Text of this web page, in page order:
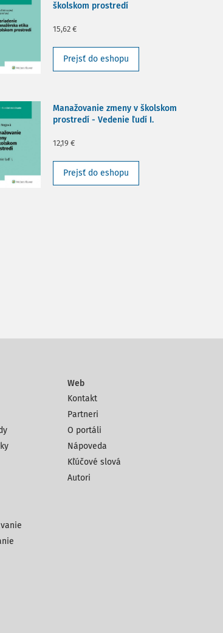
školskom prostredí
15,62 €
Prejsť do eshopu
Manažovanie zmeny v školskom
prostredí - Vedenie ľudí I.
12,19 €
Prejsť do eshopu
Web
Kontakt
Partneri
O portáli
Nápoveda
Kľúčové slová
Autori